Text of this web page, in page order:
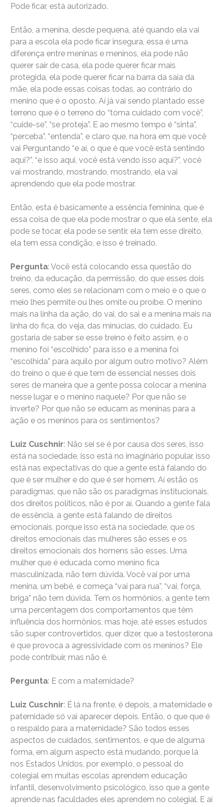
Pode ficar, está autorizado.
Então, a menina, desde pequena, até quando ela vai
para a escola ela pode ficar insegura, essa é uma
diferença entre meninas e meninos, ela pode não
querer sair de casa, ela pode querer ficar mais
protegida, ela pode querer ficar na barra da saia da
mãe, ela pode essas coisas todas, ao contrário do
menino que é o oposto. Aí já vai sendo plantado esse
terreno que é o terreno do “toma cuidado com você”,
“cuide-se”, “se proteja”. E ao mesmo tempo é “sinta”,
“perceba”, “entenda”, e claro que, na hora em que você
vai Perguntando “e aí, o que é que você está sentindo
aqui?”, “e isso aqui, você está vendo isso aqui?”, você
vai mostrando, mostrando, mostrando, ela vai
aprendendo que ela pode mostrar.
Então, esta é basicamente a essência feminina, que é
essa coisa de que ela pode mostrar o que ela sente, ela
pode se tocar, ela pode se sentir, ela tem esse direito,
ela tem essa condição, e isso é treinado.
Pergunta: Você está colocando essa questão do
treino, da educação, da permissão, do que esses dois
seres, como eles se relacionam com o meio e o que o
meio lhes permite ou lhes omite ou proíbe. O menino
mais na linha da ação, do vai, do sai e a menina mais na
linha do fica, do veja, das minúcias, do cuidado. Eu
gostaria de saber se esse treino é feito assim, e o
menino foi “escolhido” para isso e a menina foi
“escolhida” para aquilo por algum outro motivo? Além
do treino o que é que tem de essencial nesses dois
seres de maneira que a gente possa colocar a menina
nesse lugar e o menino naquele? Por que não se
inverte? Por que não se educam as meninas para a
ação e os meninos para os sentimentos?
Luiz Cuschnir: Não sei se é por causa dos seres, isso
está na sociedade, isso está no imaginário popular, isso
está nas expectativas do que a gente está falando do
que é ser mulher e do que é ser homem. Aí estão os
paradigmas, que não são os paradigmas institucionais,
dos direitos políticos, não é por aí. Quando a gente fala
de essência, a gente está falando de direitos
emocionais, porque isso está na sociedade, que os
direitos emocionais das mulheres são esses e os
direitos emocionais dos homens são esses. Uma
mulher que é educada como menino fica
masculinizada, não tem dúvida. Você vai por uma
menina, um bebê, e começa “vai para rua”, “vai, força,
briga” não tem dúvida. Tem os hormônios, a gente tem
uma percentagem dos comportamentos que têm
influência dos hormônios, mas hoje, até esses estudos
são super controvertidos, quer dizer, que a testosterona
é que provoca a agressividade com os meninos? Ele
pode contribuir, mas não é.
Pergunta: E com a maternidade?
Luiz Cuschnir: É lá na frente, é depois, a maternidade e
paternidade só vai aparecer depois. Então, o que que é
o respaldo para a maternidade? São todos esses
aspectos de cuidados, sentimentos, e que de alguma
forma, em algum aspecto está mudando, porque lá
nos Estados Unidos, por exemplo, o pessoal do
colegial em muitas escolas aprendem educação
infantil, desenvolvimento psicológico, isso que a gente
aprende nas faculdades eles aprendem no colegial. E aí